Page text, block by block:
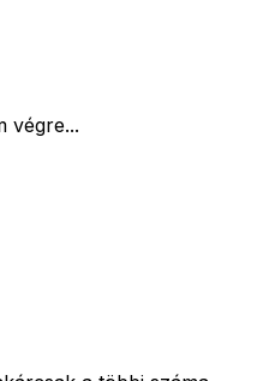
végre...